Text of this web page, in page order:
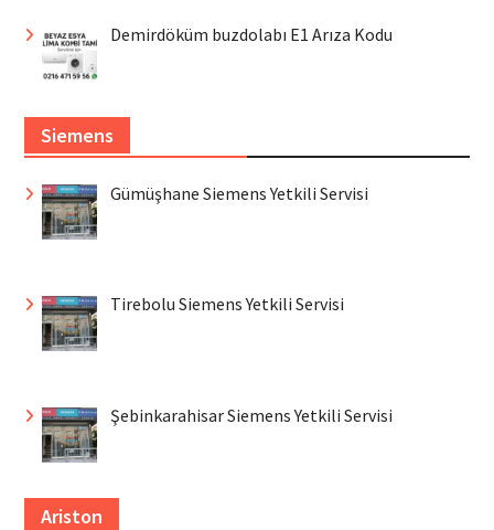
Demirdöküm buzdolabı E1 Arıza Kodu
Siemens
Gümüşhane Siemens Yetkili Servisi
Tirebolu Siemens Yetkili Servisi
Şebinkarahisar Siemens Yetkili Servisi
Ariston